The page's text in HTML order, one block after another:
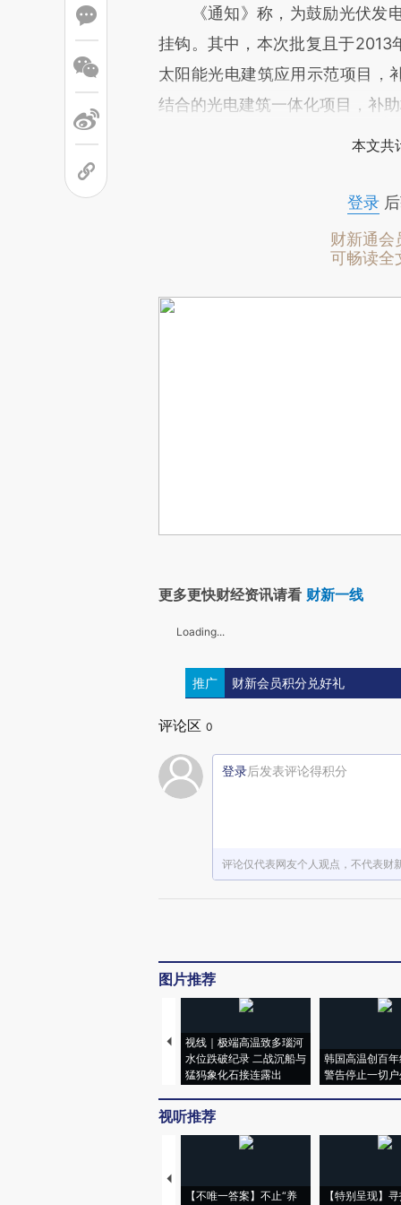
《通知》称，为鼓励光伏发电
挂钩。其中，本次批复且于2013
太阳能光电建筑应用示范项目，
结合的光电建筑一体化项目，补
本文共
登录后
财新通会
可畅读全
更多更快财经资讯请看 财新一线
Loading...
推广 财新会员积分兑好礼
评论区 0
登录后发表评论得积分
评论仅代表网友个人观点，不代表财
图片推荐
视线｜极端高温致多瑙河
水位跌破纪录 二战沉船与
猛犸象化石接连露出
韩国高温创百
警告停止一切
视听推荐
【不唯一答案】不止“养
【特别呈现】